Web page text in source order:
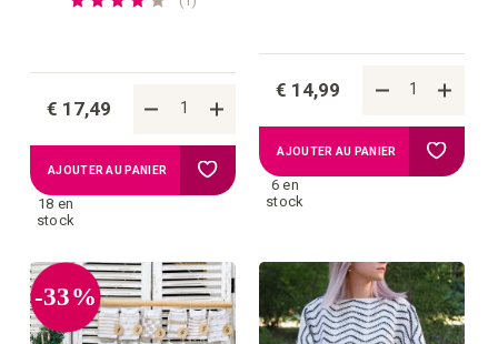
€ 17,49
18 en
stock
AJOUTER AU PANIER Ajouter
la
liste
€ 14,99
6 en
stock
AJOUTER AU PANIER Ajouter
liste
-33%